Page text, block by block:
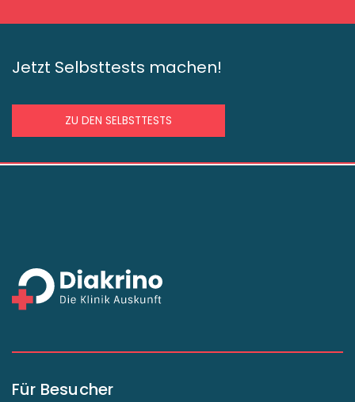
Jetzt Selbsttests machen!
ZU DEN SELBSTTESTS
Für Besucher